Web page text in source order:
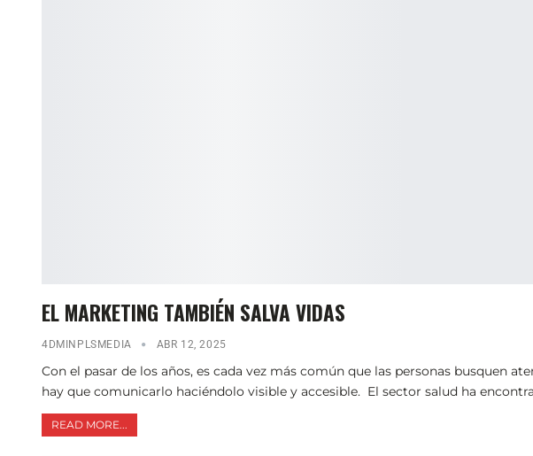
EL MARKETING TAMBIÉN SALVA VIDAS
4DMINPLSMEDIA ABR 12, 2025
Con el pasar de los años, es cada vez más común que las personas busquen
hay que comunicarlo haciéndolo visible y accesible. El sector salud ha
READ MORE...